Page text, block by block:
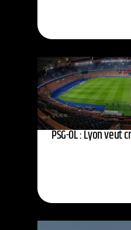
PSG-OL : Lyon veut